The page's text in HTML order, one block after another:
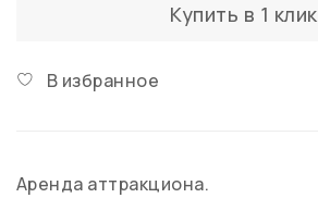
Купить в 1 клик
В избранное
Аренда аттракциона.